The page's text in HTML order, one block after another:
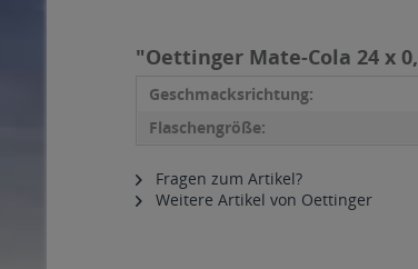
"Oettinger Mate-Cola 24 x
Geschmacksrichtung:
Flaschengröße:
Fragen zum Artikel?
Weitere Artikel von Oettinger